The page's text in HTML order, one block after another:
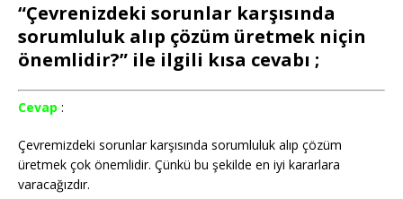
“Çevrenizdeki sorunlar karşısında
sorumluluk alıp çözüm üretmek niçin
önemlidir?” ile ilgili kısa cevabı ;
Cevap :
Çevremizdeki sorunlar karşısında sorumluluk alıp çözüm
üretmek çok önemlidir. Çünkü bu şekilde en iyi kararlara
varacağızdır.